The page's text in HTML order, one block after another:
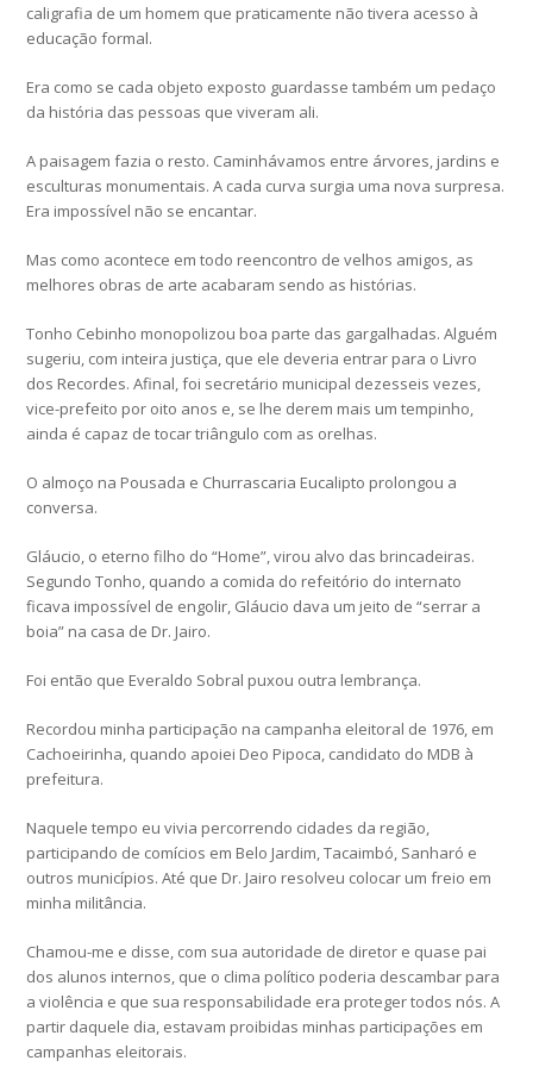
caligrafia de um homem que praticamente não tivera acesso à
educação formal.
Era como se cada objeto exposto guardasse também um pedaço
da história das pessoas que viveram ali.
A paisagem fazia o resto. Caminhávamos entre árvores, jardins e
esculturas monumentais. A cada curva surgia uma nova surpresa.
Era impossível não se encantar.
Mas como acontece em todo reencontro de velhos amigos, as
melhores obras de arte acabaram sendo as histórias.
Tonho Cebinho monopolizou boa parte das gargalhadas. Alguém
sugeriu, com inteira justiça, que ele deveria entrar para o Livro
dos Recordes. Afinal, foi secretário municipal dezesseis vezes,
vice-prefeito por oito anos e, se lhe derem mais um tempinho,
ainda é capaz de tocar triângulo com as orelhas.
O almoço na Pousada e Churrascaria Eucalipto prolongou a
conversa.
Gláucio, o eterno filho do “Home”, virou alvo das brincadeiras.
Segundo Tonho, quando a comida do refeitório do internato
ficava impossível de engolir, Gláucio dava um jeito de “serrar a
boia” na casa de Dr. Jairo.
Foi então que Everaldo Sobral puxou outra lembrança.
Recordou minha participação na campanha eleitoral de 1976, em
Cachoeirinha, quando apoiei Deo Pipoca, candidato do MDB à
prefeitura.
Naquele tempo eu vivia percorrendo cidades da região,
participando de comícios em Belo Jardim, Tacaimbó, Sanharó e
outros municípios. Até que Dr. Jairo resolveu colocar um freio em
minha militância.
Chamou-me e disse, com sua autoridade de diretor e quase pai
dos alunos internos, que o clima político poderia descambar para
a violência e que sua responsabilidade era proteger todos nós. A
partir daquele dia, estavam proibidas minhas participações em
campanhas eleitorais.